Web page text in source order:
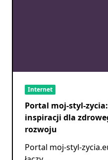
Internet
Portal moj-styl-
inspiracji dla
rozwoju
Portal moj-styl-